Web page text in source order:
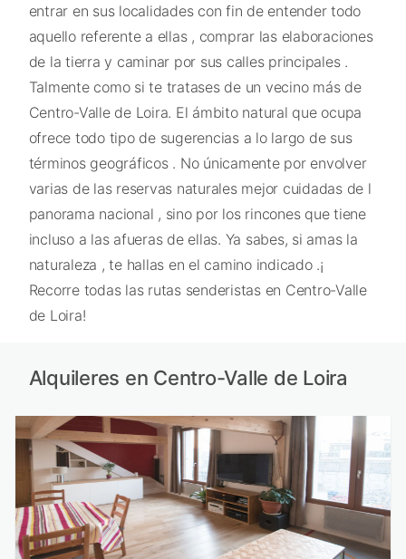
entrar en sus localidades con fin de entender todo
aquello referente a ellas , comprar las elaboraciones
de la tierra y caminar por sus calles principales .
Talmente como si te tratases de un vecino más de
Centro-Valle de Loira. El ámbito natural que ocupa
ofrece todo tipo de sugerencias a lo largo de sus
términos geográficos . No únicamente por envolver
varias de las reservas naturales mejor cuidadas de l
panorama nacional , sino por los rincones que tiene
incluso a las afueras de ellas. Ya sabes, si amas la
naturaleza , te hallas en el camino indicado .¡
Recorre todas las rutas senderistas en Centro-Valle
de Loira!
Alquileres en Centro-Valle de Loira